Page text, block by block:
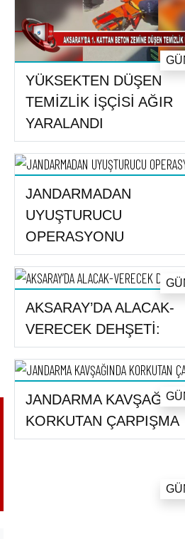
YÜKSEKTEN DÜŞEN
TEMİZLİK İŞÇİSİ AĞIR
YARALANDI
JANDARMADAN
UYUŞTURUCU
OPERASYONU
AKSARAY’DA ALACAK-
VERECEK DEHŞETİ:
JANDARMA
KORKUTAN ÇARPIŞMA